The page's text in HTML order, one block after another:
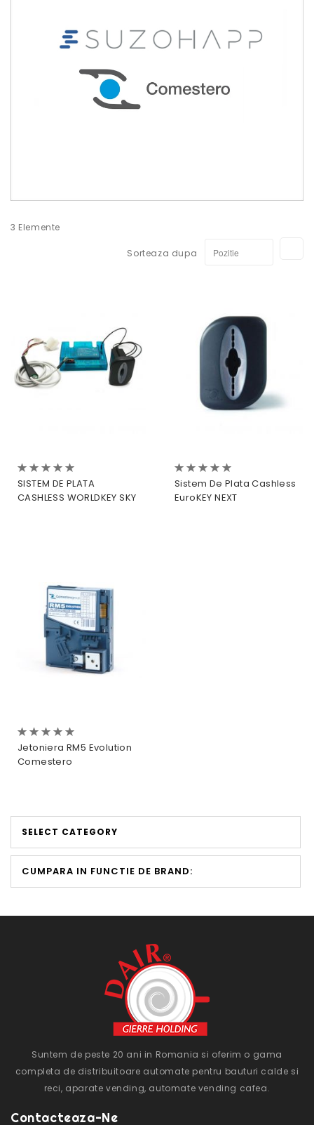
3 Elemente
Sorteaza dupa
Evaluare:
0%
SISTEM DE PLATA
CASHLESS WORLDKEY SKY
Evaluare:
0%
Sistem De Plata Cashless
EuroKEY NEXT
Evaluare:
0%
Jetoniera RM5 Evolution
Comestero
SELECT CATEGORY
CUMPARA IN FUNCTIE DE BRAND:
Suntem de peste 20 ani in Romania si oferim o gama
completa de distribuitoare automate pentru bauturi calde si
reci, aparate vending, automate vending cafea.
Contacteaza-Ne